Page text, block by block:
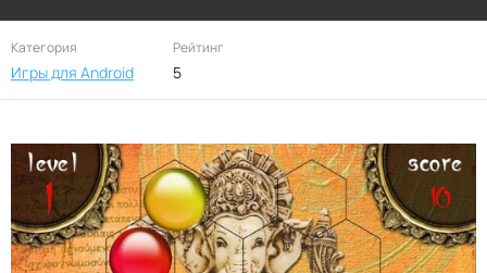
Категория
Игры для Android
Рейтинг
5